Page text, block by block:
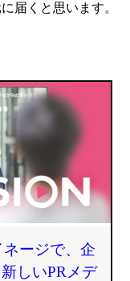
届くと思います。
ージで、企
しいPRメデ